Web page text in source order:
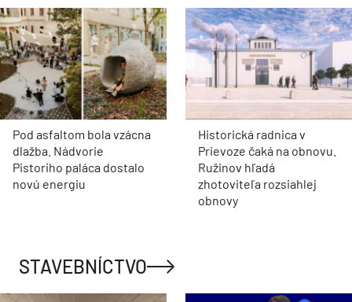
Pod asfaltom bola vzácna
dlažba. Nádvorie
Pistoriho paláca dostalo
novú energiu
Historická radnica v
Prievoze čaká na obnovu.
Ružinov hľadá
zhotoviteľa rozsiahlej
obnovy
STAVEBNÍCTVO